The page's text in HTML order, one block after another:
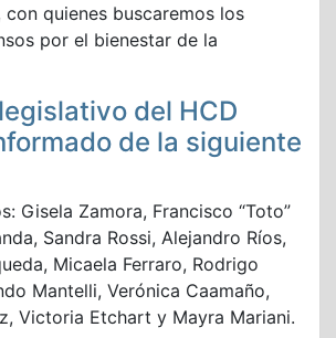
con quienes buscaremos los
por el bienestar de la
del HCD
de la siguiente
Gisela Zamora, Francisco “Toto”
Sandra Rossi, Alejandro Ríos,
Micaela Ferraro, Rodrigo
Mantelli, Verónica Caamaño,
Victoria Etchart y Mayra Mariani.